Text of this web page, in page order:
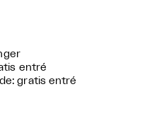
entré
gratis entré